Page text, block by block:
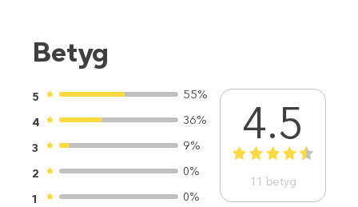
Betyg
5
55%
4
36%
3
9%
2
0%
1
0%
4.5
1 2 3 4 5
11 betyg